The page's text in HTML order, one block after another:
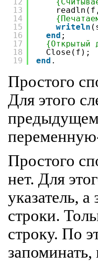
13
14
15
16
17
18
19
writeln
end ;
{Открытый
Close(f);
end .
Простого
Для этого
предыдущем
Простого
нет. Для
указатель,
строки.
строку. По